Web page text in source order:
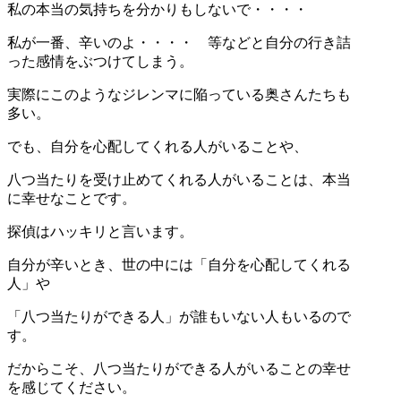
私の本当の気持ちを分かりもしないで・・・・
私が一番、辛いのよ・・・・ 等などと自分の行き詰
った感情をぶつけてしまう。
実際にこのようなジレンマに陥っている奥さんたちも
多い。
でも、自分を心配してくれる人がいることや、
八つ当たりを受け止めてくれる人がいることは、本当
に幸せなことです。
探偵はハッキリと言います。
自分が辛いとき、世の中には「自分を心配してくれる
人」や
「八つ当たりができる人」が誰もいない人もいるので
す。
だからこそ、八つ当たりができる人がいることの幸せ
を感じてください。